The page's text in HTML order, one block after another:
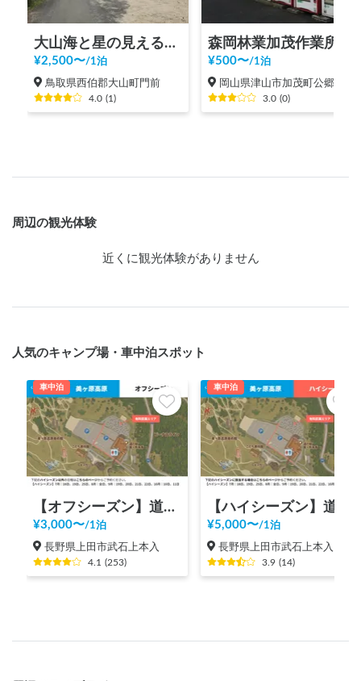
大山海と星の見える丘 RVステーション | 車中泊デビューに最適！/2022年OPEN/焚き火・BBQ /貸し切り可/テント貸し/近くに天然温泉(サウナ・プール・ドッグランあり)２つ、車で７分/海まで車で５分（釣り案内）/上淀（かみよど）廃寺・伯耆古代の丘公園・まで車で７分
¥2,500〜/1泊
鳥取県西伯郡大山町門前
4.0 (1)
森岡林業加茂作業所
¥500〜/1泊
岡山県津山市加茂町公郷
3.0 (0)
周辺の観光体験
近くに観光体験がありません
人気のキャンプ場・車中泊スポット
車中泊
【オフシーズン】道の駅 美ヶ原高原
¥3,000〜/1泊
長野県上田市武石上本入
4.1 (253)
車中泊
¥5,000〜/1泊
長野県上田市武石上本入
3.9 (14)